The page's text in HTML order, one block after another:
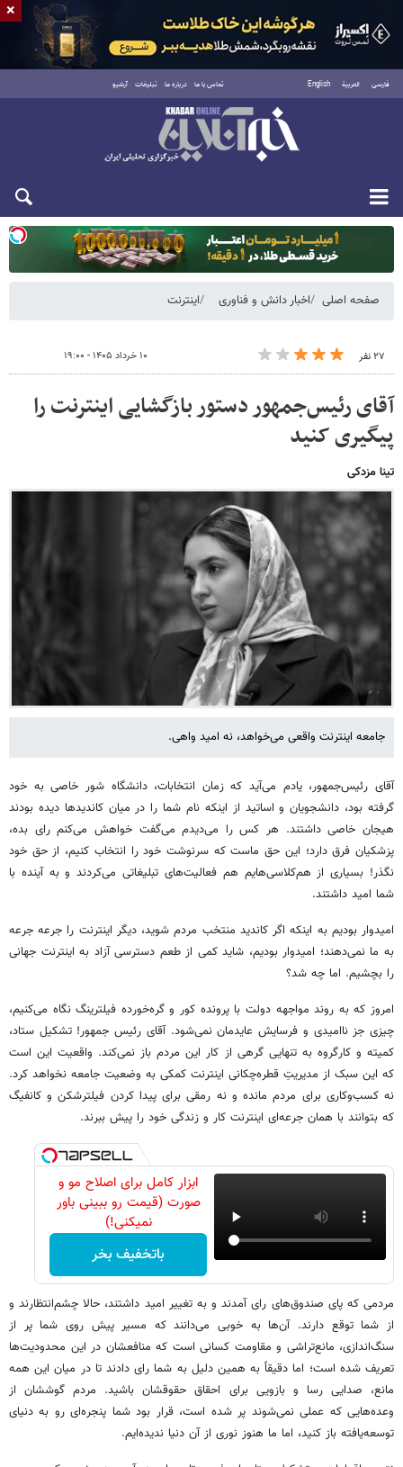
فارسی العربية English تماس با ما درباره ما تبلیغات آرشیو
دوشنبه ۱۹ مرداد ۱۴۰۵
صفحه اصلی اخبار دانش و فناوری اینترنت
۲۷ نفر ۱۰ خرداد ۱۴۰۵ - ۱۹:۰۰
آقای رئیس‌جمهور دستور بازگشایی اینترنت را
پیگیری کنید
تینا مزدکی
جامعه اینترنت واقعی می‌خواهد، نه امید واهی.
آقای رئیس‌جمهور، یادم می‌آید که زمان انتخابات، دانشگاه شور خاصی به خود
گرفته بود، دانشجویان و اساتید از اینکه نام شما را در میان کاندیدها دیده بودند
هیجان خاصی داشتند. هر کس را می‌دیدم می‌گفت خواهش می‌کنم رای بده،
پزشکیان فرق دارد؛ این حق ماست که سرنوشت خود را انتخاب کنیم، از حق خود
نگذر! بسیاری از هم‌کلاسی‌هایم هم فعالیت‌های تبلیغاتی می‌کردند و به آینده‌ با
شما امید داشتند.
امیدوار بودیم به اینکه اگر کاندید منتخب مردم شوید، دیگر اینترنت را جرعه جرعه
به ما نمی‌دهند؛ امیدوار بودیم، شاید کمی از طعم دسترسی آزاد به اینترنت جهانی
را بچشیم. اما چه شد؟
امروز که به روند مواجهه دولت با پرونده کور و گره‌خورده فیلترینگ نگاه می‌کنیم،
چیزی جز ناامیدی و فرسایش عایدمان نمی‌شود. آقای رئیس جمهور! تشکیل ستاد،
کمیته و کارگروه به تنهایی گرهی از کار این مردم باز نمی‌کند. واقعیت این است
که این سبک از مدیریتِ قطره‌چکانی اینترنت کمکی به وضعیت جامعه نخواهد کرد.
نه کسب‌وکاری برای مردم مانده و نه رمقی برای پیدا کردن فیلترشکن و کانفیگ
که بتوانند با همان جرعه‌ای اینترنت کار و زندگی خود را پیش ببرند.
ابزار کامل برای اصلاح مو و
صورت (قیمت رو ببینی باور
نمیکنی!)
باتخفیف بخر
مردمی که پای صندوق‌های رای آمدند و به تغییر امید داشتند، حالا چشم‌انتظارند و
از شما توقع دارند. آن‌ها به خوبی می‌دانند که مسیر پیش روی شما پر از
سنگ‌اندازی، مانع‌تراشی و مقاومت کسانی است که منافعشان در این محدودیت‌ها
تعریف شده است؛ اما دقیقاً به همین دلیل به شما رای دادند تا در میان این همه
مانع، صدایی رسا و بازویی برای احقاق حقوقشان باشید. مردم گوششان از
وعده‌هایی که عملی نمی‌شوند پر شده است، قرار بود شما پنجره‌ای رو به دنیای
توسعه‌یافته باز کنید، اما ما هنوز نوری از آن دنیا ندیده‌ایم.
×